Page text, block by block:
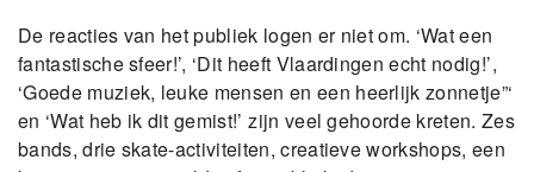
De reacties van het publiek logen er niet om. ‘Wat een
fantastische sfeer!’, ‘Dit heeft Vlaardingen echt nodig!’,
‘Goede muziek, leuke mensen en een heerlijk zonnetje”‘
en ‘Wat heb ik dit gemist!’ zijn veel gehoorde kreten. Zes
bands, drie skate-activiteiten, creatieve workshops, een